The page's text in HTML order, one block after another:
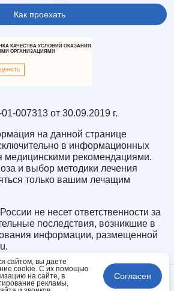
Как проехать
КАЧЕСТВА УСЛОВИЙ ОКАЗАНИЯ
ОРГАНИЗАЦИЯМИ
007313 от 30.09.2019 г.
на данной странице
в информационных
медицинскими рекомендациями.
и выбор методики лечения
только вашим лечащим
не несет ответственности за
последствия, возникшие в
информации, размещенной
сайтом, вы даете
cookie. С их помощью
на сайте, в
рекламы,
Согласен